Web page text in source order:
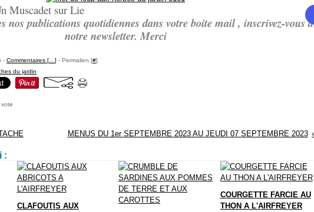
Muscadet sur Lie
nos publications quotidiennes dans votre boite mail , inscrivez-vous à
notre newsletter. Merci
- Commentaires [ ] - Permalien [#]
du jardin
vote
MENUS DU 1er SEPTEMBRE 2023 AU JEUDI 07 SEPTEMBRE 2023
:
CLAFOUTIS AUX
COURGETTE FARCIE AU
THON A L'AIRFREYER